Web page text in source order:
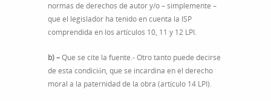
normas de derechos de autor y/o – simplemente –
que el legislador ha tenido en cuenta la ISP
comprendida en los artículos 10, 11 y 12 LPI.
b) –Que se cite la fuente.- Otro tanto puede decirse
de esta condición, que se incardina en el derecho
moral a la paternidad de la obra (artículo 14 LPI).